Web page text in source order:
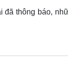
đã thông báo,